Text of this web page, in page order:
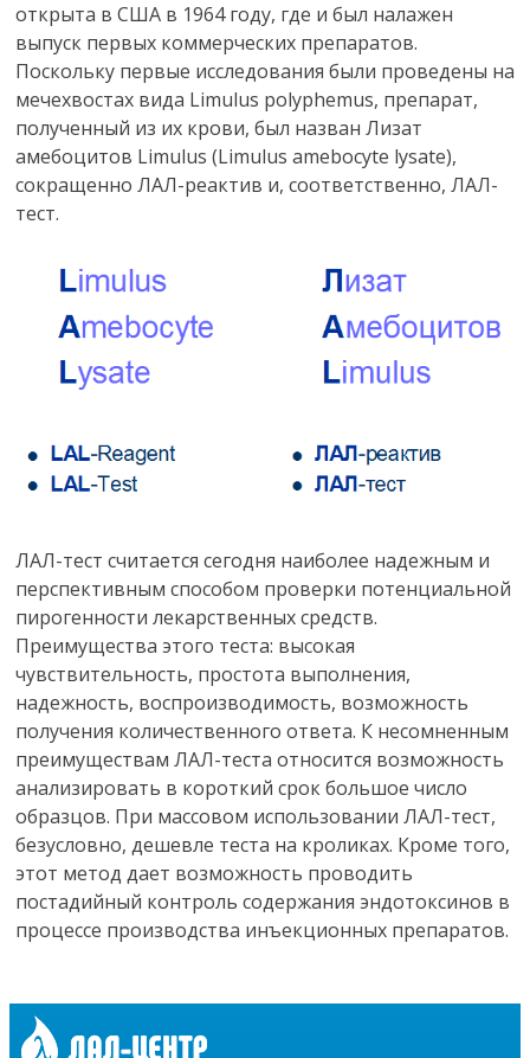
открыта в США в 1964 году, где и был налажен
выпуск первых коммерческих препаратов.
Поскольку первые исследования были проведены на
мечехвостах вида Limulus polyphemus, препарат,
полученный из их крови, был назван Лизат
амебоцитов Limulus (Limulus amebocyte lysate),
сокращенно ЛАЛ-реактив и, соответственно, ЛАЛ-
тест.
ЛАЛ-тест считается сегодня наиболее надежным и
перспективным способом проверки потенциальной
пирогенности лекарственных средств.
Преимущества этого теста: высокая
чувствительность, простота выполнения,
надежность, воспроизводимость, возможность
получения количественного ответа. К несомненным
преимуществам ЛАЛ-теста относится возможность
анализировать в короткий срок большое число
образцов. При массовом использовании ЛАЛ-тест,
безусловно, дешевле теста на кроликах. Кроме того,
этот метод дает возможность проводить
постадийный контроль содержания эндотоксинов в
процессе производства инъекционных препаратов.